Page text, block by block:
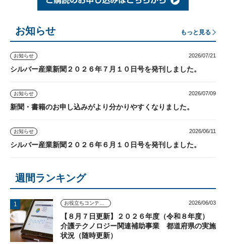
お知らせ もっと見る
お知らせ 2026/07/21
シルバー産業新聞２０２６年７月１０日号を発刊しました。
お知らせ 2026/07/09
新聞・書籍のお申し込みがより分かりやすくなりました。
お知らせ 2026/06/11
シルバー産業新聞２０２６年６月１０日号を発刊しました。
週間ランキング
お役立ちコンテンツ 2026/06/03
【８月７日更新】２０２６年度（令和８年度）
介護テクノロジー関連補助事業 都道府県の実施
状況（随時更新）